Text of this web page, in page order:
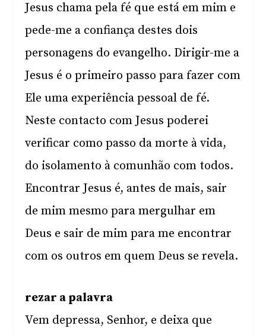
Jesus chama pela fé que está em mim e
pede-me a confiança destes dois
personagens do evangelho. Dirigir-me a
Jesus é o primeiro passo para fazer com
Ele uma experiência pessoal de fé.
Neste contacto com Jesus poderei
verificar como passo da morte à vida,
do isolamento à comunhão com todos.
Encontrar Jesus é, antes de mais, sair
de mim mesmo para mergulhar em
Deus e sair de mim para me encontrar
com os outros em quem Deus se revela.
rezar a palavra
Vem depressa, Senhor, e deixa que